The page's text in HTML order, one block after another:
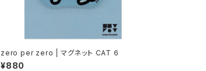
zero per zero | マグネット CAT 6
¥880